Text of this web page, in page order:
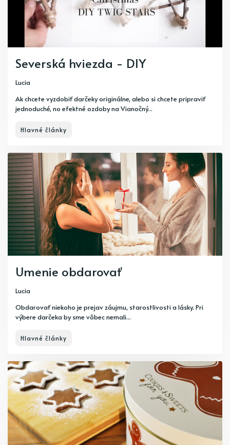
Severská hviezda - DIY
Lucia
Ak chcete vyzdobiť darčeky originálne, alebo si chcete pripraviť
jednoduché, no efektné ozdoby na Vianočný...
Hlavné články
Umenie obdarovať
Lucia
Obdarovať niekoho je prejav záujmu, starostlivosti a lásky. Pri
výbere darčeka by sme vôbec nemali...
Hlavné články